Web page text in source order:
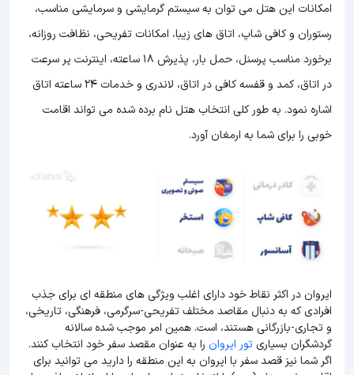
امکانات این هتل می توان به سیستم گرمایشی و سرمایشی مناسب،
رستوران و کافی شاپ، اتاق های زیبا، امکانات تفریحی، نظافت روزانه،
برخورد مناسب پرسنل، حمل بار، پذیرش 18 ساعته، اینترنت پر سرعت
در اتاق، کمد و قفسه کافی در اتاق، لاندری و خدمات 24 ساعته اتاق
اشاره نمود. به طور کلی انتخاب هتل نام برده شده می تواند اقامت
خوبی را برای شما به ارمغان آورد.
ایروان در اکثر نقاط خود دارای اغلب ویژگی های منطقه ای برای جذب
افرادی که به دنبال مقاصد مختلف تفریحی-سرگرمی، فرهنگی، تاریخی،
و تجاری-بازرگانی هستند، است. همین امر موجب شده سالانه
گردشگران بسیاریتور ایروان را به عنوان مقصد سفر خود انتخاب کنند.
اگر شما نیز قصد سفر با ایروان به این منطقه را دارید می توانید برای